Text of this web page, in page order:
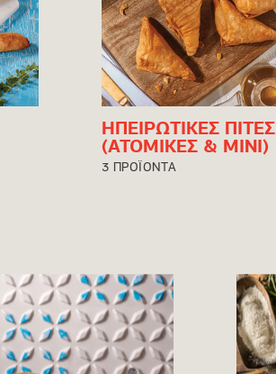
ΗΠΕΙΡΩΤΙΚΕΣ ΠΙΤΕΣ
(ΑΤΟΜΙΚΕΣ & ΜΙΝΙ)
3 ΠΡΟΪΟΝΤΑ